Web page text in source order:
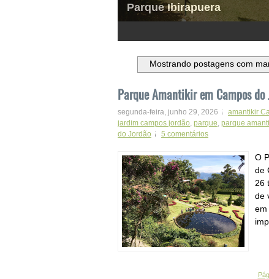
Parque Ibirapuera
Mostrando postagens com
Parque Amantikir em Campos
segunda-feira, junho 29, 2026 amantikir
jardim campos jordão parque parque
do Jordão
5 comentários
O
de
26
de
em